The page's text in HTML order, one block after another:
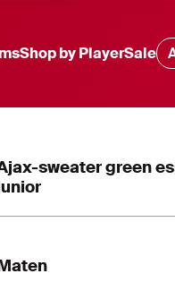
Shop by PlayerSale
sweater green